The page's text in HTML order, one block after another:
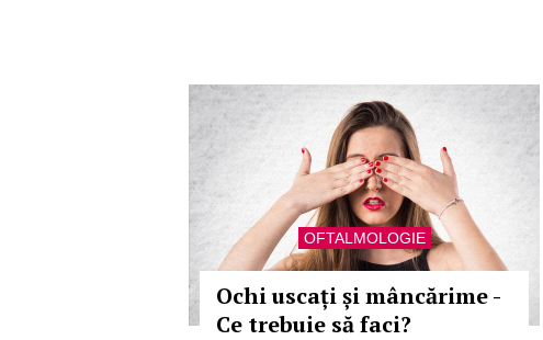
OFTALMOLOGIE
Ochi uscați și mâncărime -
Ce trebuie să faci?